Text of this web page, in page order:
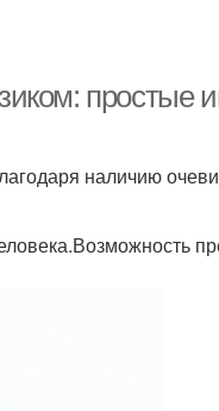
простые
наличию